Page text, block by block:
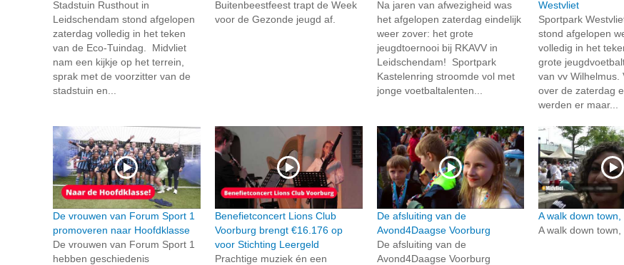
Stadstuin Rusthout in
Leidschendam stond afgelopen
zaterdag volledig in het teken
van de Eco-Tuindag. Midvliet
nam een kijkje op het terrein,
sprak met de voorzitter van de
stadstuin en...
Buitenbeestfeest trapt de Week
voor de Gezonde jeugd af.
Na jaren van afwezigheid was
het afgelopen zaterdag eindelijk
weer zover: het grote
jeugdtoernooi bij RKAVV in
Leidschendam! Sportpark
Kastelenring stroomde vol met
jonge voetbaltalenten...
Westvliet
Sportpark
stond afgelopen
volledig in het
grote
van vv Wilhelmus.
over de zaterdag
werden er maar...
De vrouwen van Forum Sport 1
promoveren naar Hoofdklasse
De vrouwen van Forum Sport 1
hebben geschiedenis
Benefietconcert Lions Club
Voorburg brengt €16.176 op
voor Stichting Leergeld
Prachtige muziek én een
De afsluiting van de
Avond4Daagse Voorburg
De afsluiting van de
Avond4Daagse Voorburg
A walk down
A walk down